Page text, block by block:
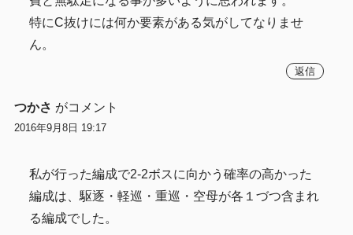
特にC抜けには何か要素がある気がしてなりませ
ん。
返信
つかさ がコメント
2016年9月8日 19:17
私が行った編成で2-2ボスに向かう確率の高かった
編成は、駆逐・軽巡・重巡・空母が各１づつ含まれ
る編成でした。